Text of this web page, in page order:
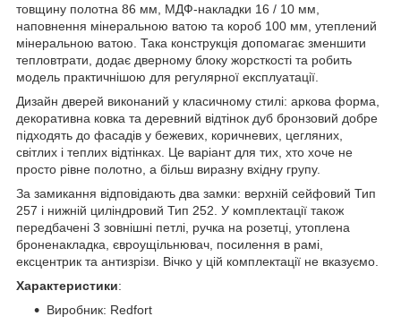
товщину полотна 86 мм, МДФ-накладки 16 / 10 мм,
наповнення мінеральною ватою та короб 100 мм, утеплений
мінеральною ватою. Така конструкція допомагає зменшити
тепловтрати, додає дверному блоку жорсткості та робить
модель практичнішою для регулярної експлуатації.
Дизайн дверей виконаний у класичному стилі: аркова форма,
декоративна ковка та деревний відтінок дуб бронзовий добре
підходять до фасадів у бежевих, коричневих, цегляних,
світлих і теплих відтінках. Це варіант для тих, хто хоче не
просто рівне полотно, а більш виразну вхідну групу.
За замикання відповідають два замки: верхній сейфовий Тип
257 і нижній циліндровий Тип 252. У комплектації також
передбачені 3 зовнішні петлі, ручка на розетці, утоплена
броненакладка, євроущільнювач, посилення в рамі,
ексцентрик та антизрізи. Вічко у цій комплектації не вказуємо.
Характеристики:
Виробник: Redfort